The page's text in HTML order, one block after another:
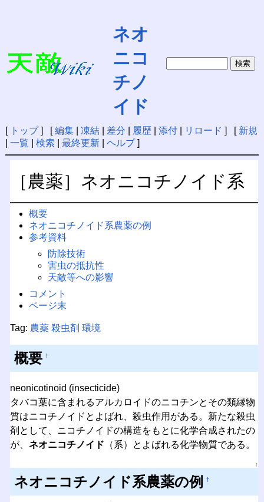
ネオ
ニコ
チノ
イド
[ トップ] [編集| 凍結| 差分 履歴| 添付| リロード ] [ 新規
一覧 検索 最終更新| ヘルプ]
［農薬］ネオニコチノイド系
概要
ネオニコチノイド系農薬の例
参考資料
防除技術
害虫の抵抗性
天敵等への影響
コメント
ページ末
Tag: 農薬 殺虫剤 環境
概要 †
neonicotinoid (insecticide)
タバコ葉に含まれるアルカロイドのニコチンとその類縁物
質はニコチノイドとよばれ、殺虫作用がある。新たな殺虫
剤として、ニコチノイドの構造をもとに化学合成されたの
が、 ネオニコチノイド （系）とよばれる化学物質である。
↑
ネオニコチノイド系農薬の例 †